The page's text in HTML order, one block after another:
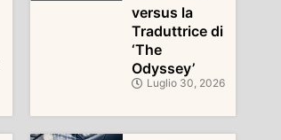
versus la
Traduttrice di
‘The
Odyssey’
Luglio 30, 2026